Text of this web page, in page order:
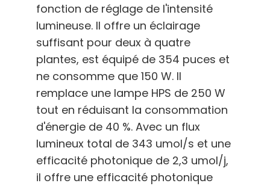
fonction de réglage de l'intensité
lumineuse. Il offre un éclairage
suffisant pour deux à quatre
plantes, est équipé de 354 puces et
ne consomme que 150 W. Il
remplace une lampe HPS de 250 W
tout en réduisant la consommation
d'énergie de 40 %. Avec un flux
lumineux total de 343 umol/s et une
efficacité photonique de 2,3 umol/j,
il offre une efficacité photonique